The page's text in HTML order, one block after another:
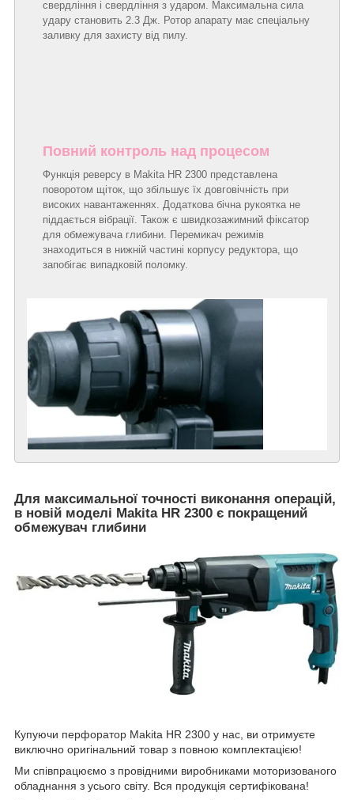
Повний контроль над процесом
Функція реверсу в Makita HR 2300 представлена
поворотом щіток, що збільшує їх довговічність при
високих навантаженнях. Додаткова бічна рукоятка не
піддається вібрації. Також є швидкозажимний фіксатор
для обмежувача глибини. Перемикач режимів
знаходиться в нижній частині корпусу редуктора, що
запобігає випадковій поломку.
свердління і свердління з ударом. Максимальна сила
удару становить 2.3 Дж. Ротор апарату має спеціальну
заливку для захисту від пилу.
Для максимальної точності виконання операцій,
в новій моделі Makita HR 2300 є покращений
обмежувач глибини
Купуючи перфоратор Makita HR 2300 у нас, ви отримуєте
виключно оригінальний товар з повною комплектацією!
Ми співпрацюємо з провідними виробниками моторизованого
обладнання з усього світу. Вся продукція сертифікована!